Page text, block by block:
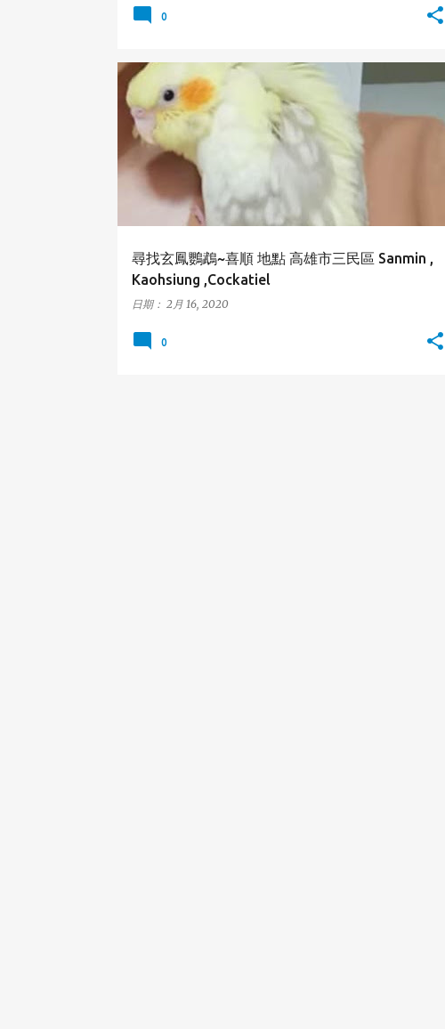
0
尋找玄鳳鸚鵡~喜順 地點 高雄市三民區 Sanmin ,
Kaohsiung ,Cockatiel
日期： 2月 16, 2020
三民區 高雄市
SANMIN
0